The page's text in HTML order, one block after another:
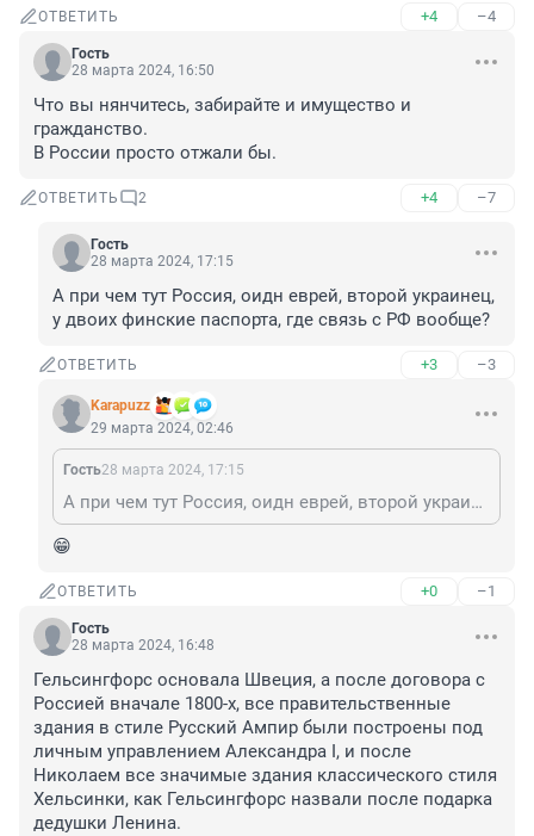
ОТВЕТИТЬ +4 –4
Гость
28 марта 2024, 16:50
Что вы нянчитесь, забирайте и имущество и
гражданство.
В России просто отжали бы.
ОТВЕТИТЬ 2 +4 –7
Гость
28 марта 2024, 17:15
А при чем тут Россия, оидн еврей, второй украинец,
у двоих финские паспорта, где связь с РФ вообще?
ОТВЕТИТЬ +3 –3
Karapuzz
29 марта 2024, 02:46
Гость28 марта 2024, 17:15
А при чем тут Россия, оидн еврей, второй украинец, у двоих финские паспорта, где связь с РФ вообще?
😁
ОТВЕТИТЬ +0 –1
Гость
28 марта 2024, 16:48
Гельсингфорс основала Швеция, а после договора с
Россией вначале 1800-х, все правительственные
здания в стиле Русский Ампир были построены под
личным управлением Александра I, и после
Николаем все значимые здания классического стиля
Хельсинки, как Гельсингфорс назвали после подарка
дедушки Ленина.